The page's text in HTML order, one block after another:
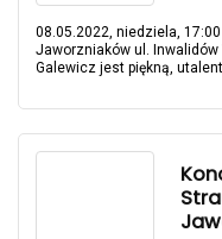
08.05.2022, niedziela,
Jaworzniaków ul.
Galewicz jest piękną,